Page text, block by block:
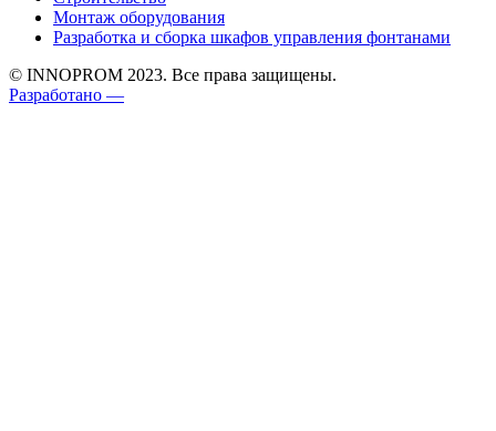
Монтаж оборудования
Разработка и сборка шкафов управления фонтанами
© INNOPROM 2023. Все права защищены.
Разработано —